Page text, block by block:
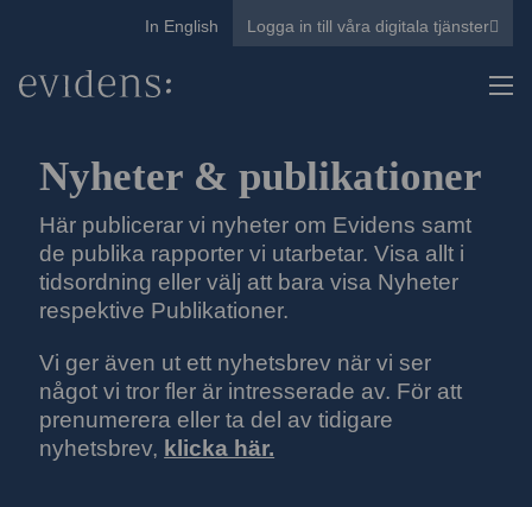
In English Logga in till våra digitala tjänster
Nyheter & publikationer
Här publicerar vi nyheter om Evidens samt
de publika rapporter vi utarbetar. Visa allt i
tidsordning eller välj att bara visa Nyheter
respektive Publikationer.
Vi ger även ut ett nyhetsbrev när vi ser
något vi tror fler är intresserade av. För att
prenumerera eller ta del av tidigare
nyhetsbrev, klicka här.